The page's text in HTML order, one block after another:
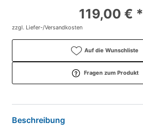
119,00 € *
zzgl. Liefer-/Versandkosten
Auf die Wunschliste
Fragen zum Produkt
Beschreibung